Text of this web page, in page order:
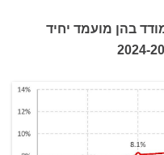
בהן מועמד יחיד